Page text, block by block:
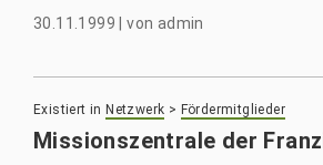
30.11.1999 |von admin
Existiert in Netzwerk > Fördermitglieder
Missionszentrale der